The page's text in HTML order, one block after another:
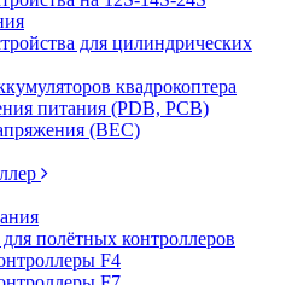
для цилиндрических
квадрокоптера
питания (PDB, PCB)
(BEC)
полётных контроллеров
F4